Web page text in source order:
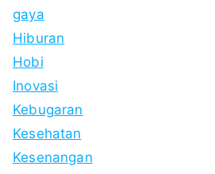
gaya
Hiburan
Hobi
Inovasi
Kebugaran
Kesehatan
Kesenangan